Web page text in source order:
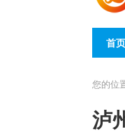
首页
您的位
泸